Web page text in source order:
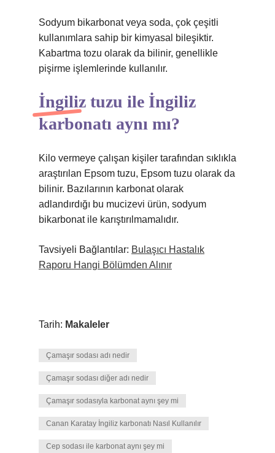
Sodyum bikarbonat veya soda, çok çeşitli
kullanımlara sahip bir kimyasal bileşiktir.
Kabartma tozu olarak da bilinir, genellikle
pişirme işlemlerinde kullanılır.
İngiliz tuzu ile İngiliz
karbonatı aynı mı?
Kilo vermeye çalışan kişiler tarafından sıklıkla
araştırılan Epsom tuzu, Epsom tuzu olarak da
bilinir. Bazılarının karbonat olarak
adlandırdığı bu mucizevi ürün, sodyum
bikarbonat ile karıştırılmamalıdır.
Tavsiyeli Bağlantılar: Bulaşıcı Hastalık
Raporu Hangi Bölümden Alınır
Tarih: Makaleler
Çamaşır sodası adı nedir
Çamaşır sodası diğer adı nedir
Çamaşır sodasıyla karbonat aynı şey mi
Canan Karatay İngiliz karbonatı Nasıl Kullanılır
Cep sodası ile karbonat aynı şey mi